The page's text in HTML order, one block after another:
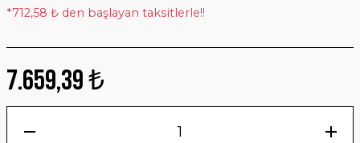
*712,58 ₺ den başlayan taksitlerle!!
7.659,39 ₺